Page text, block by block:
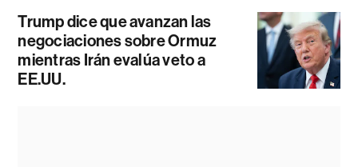
Trump dice que avanzan las
negociaciones sobre Ormuz
mientras Irán evalúa veto a
EE.UU.